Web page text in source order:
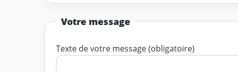
Votre message
Texte de votre message (obligatoire)